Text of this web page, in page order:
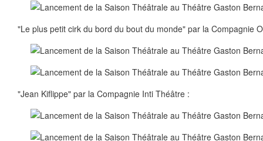
"Le plus petit cirk du bord du bout du monde" par la Compagnie
"Jean Kiflippe" par la Compagnie Inti Théâtre :